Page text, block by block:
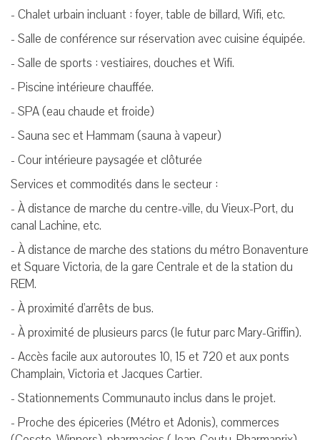
- Chalet urbain incluant : foyer, table de billard, Wifi, etc.
- Salle de conférence sur réservation avec cuisine équipée.
- Salle de sports : vestiaires, douches et Wifi.
- Piscine intérieure chauffée.
- SPA (eau chaude et froide)
- Sauna sec et Hammam (sauna à vapeur)
- Cour intérieure paysagée et clôturée
Services et commodités dans le secteur :
- À distance de marche du centre-ville, du Vieux-Port, du
canal Lachine, etc.
- À distance de marche des stations du métro Bonaventure
et Square Victoria, de la gare Centrale et de la station du
REM.
- À proximité d'arrêts de bus.
- À proximité de plusieurs parcs (le futur parc Mary-Griffin).
- Accès facile aux autoroutes 10, 15 et 720 et aux ponts
Champlain, Victoria et Jacques Cartier.
- Stationnements Communauto inclus dans le projet.
- Proche des épiceries (Métro et Adonis), commerces